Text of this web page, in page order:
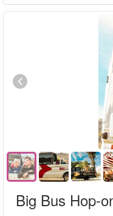
Big Bus Hop-